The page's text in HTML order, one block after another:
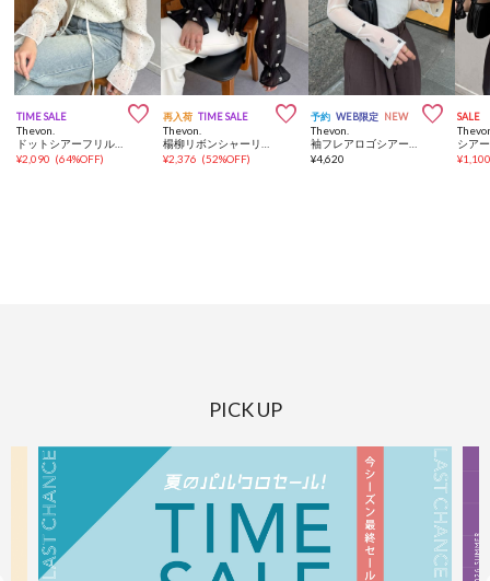
TIME SALE 
Thevon.
¥2,090 (64%OFF)
再入荷 TIME SALE 
Thevon.
¥2,376 (52%OFF)
予約 WEB限定 NEW 
Thevon.
¥4,620
SALE
¥
PICK UP